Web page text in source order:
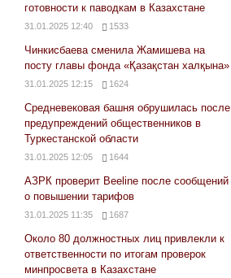
готовности к паводкам в Казахстане
31.01.2025 12:40 1533
Чинкисбаева сменила Жамишева на
посту главы фонда «Қазақстан халқына»
31.01.2025 12:15 1624
Средневековая башня обрушилась после
предупреждений общественников в
Туркестанской области
31.01.2025 12:05 1644
АЗРК проверит Beeline после сообщений
о повышении тарифов
31.01.2025 11:35 1687
Около 80 должностных лиц привлекли к
ответственности по итогам проверок
минпросвета в Казахстане